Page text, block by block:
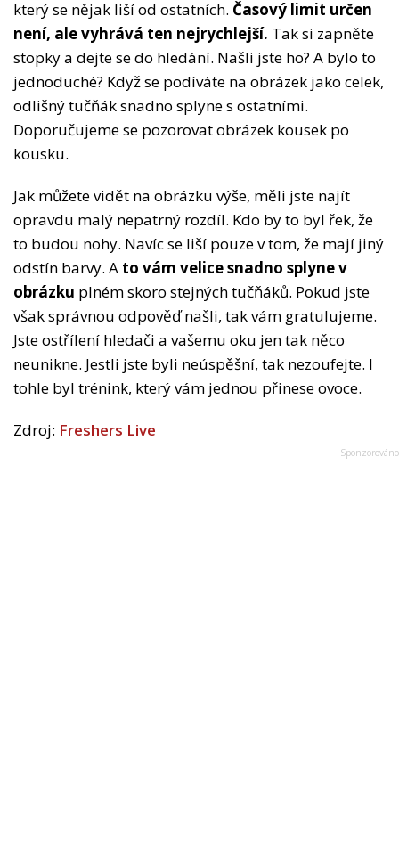
který se nějak liší od ostatních. Časový limit určen
není, ale vyhrává ten nejrychlejší. Tak si zapněte
stopky a dejte se do hledání. Našli jste ho? A bylo to
jednoduché? Když se podíváte na obrázek jako celek,
odlišný tučňák snadno splyne s ostatními.
Doporučujeme se pozorovat obrázek kousek po
kousku.
Jak můžete vidět na obrázku výše, měli jste najít
opravdu malý nepatrný rozdíl. Kdo by to byl řek, že
to budou nohy. Navíc se liší pouze v tom, že mají jiný
odstín barvy. A to vám velice snadno splyne v
obrázku plném skoro stejných tučňáků. Pokud jste
však správnou odpověď našli, tak vám gratulujeme.
Jste ostřílení hledači a vašemu oku jen tak něco
neunikne. Jestli jste byli neúspěšní, tak nezoufejte. I
tohle byl trénink, který vám jednou přinese ovoce.
Zdroj: Freshers Live